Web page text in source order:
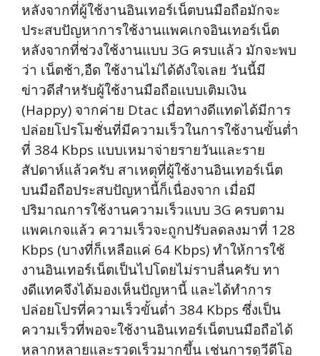
หลังจากที่ผู้ใช้งานอินเทอร์เน็ตบนมือถือมักจะ
ประสบปัญหาการใช้งานแพคเกจอินเทอร์เน็ต
หลังจากที่ช่วงใช้งานแบบ 3G ครบแล้ว มักจะพบ
ว่า เน็ตช้า,อืด ใช้งานไม่ได้ดังใจเลย วันนี้มี
ข่าวดีสำหรับผู้ใช้งานมือถือแบบเติมเงิน
(Happy) จากค่าย Dtac เมื่อทางดีแทดได้มีการ
ปล่อยโปรโมชั่นที่มีความเร็วในการใช้งานขั้นต่ำ
ที่ 384 Kbps แบบเหมาจ่ายรายวันและราย
สัปดาห์แล้วครับ สาเหตุที่ผู้ใช้งานอินเทอร์เน็ต
บนมือถือประสบปัญหานี้ก็เนื่องจาก เมื่อมี
ปริมาณการใช้งานความเร็วแบบ 3G ครบตาม
แพคเกจแล้ว ความเร็วจะถูกปรับลดลงมาที่ 128
Kbps (บางที่ก็เหลือแค่ 64 Kbps) ทำให้การใช้
งานอินเทอร์เน็ตเป็นไปโดยไม่ราบลื่นครับ ทา
งดีแทคจึงได้มองเห็นปัญหานี้ และได้ทำการ
ปล่อยโปรที่ความเร็วขั้นต่ำ 384 Kbps ซึ่งเป็น
ความเร็วที่พอจะใช้งานอินเทอร์เน็ตบนมือถือได้
หลากหลายและรวดเร็วมากขึ้น เช่นการดูวีดีโอ